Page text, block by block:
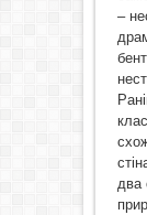
–
два